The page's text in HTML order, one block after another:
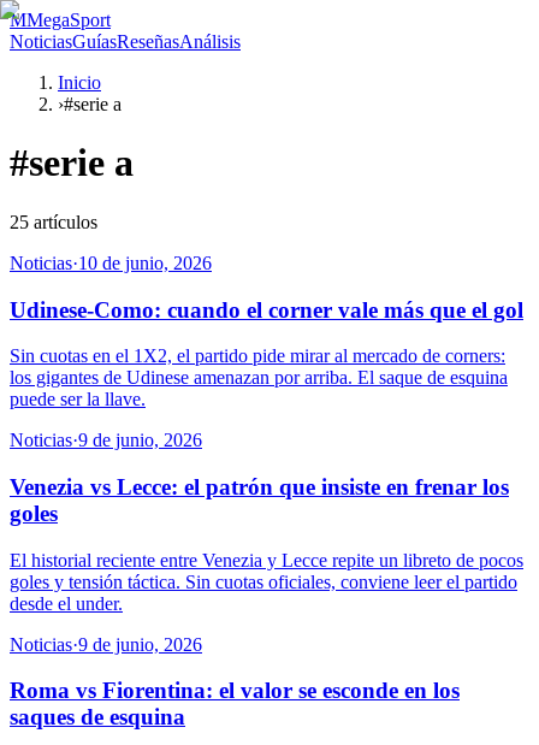
MMegaSport
NoticiasGuíasReseñasAnálisis
Inicio
›#serie a
#serie a
25 artículos
Noticias·10 de junio, 2026
Udinese-Como: cuando el corner vale más que el gol
Sin cuotas en el 1X2, el partido pide mirar al mercado de corners:
los gigantes de Udinese amenazan por arriba. El saque de esquina
puede ser la llave.
Noticias·9 de junio, 2026
Venezia vs Lecce: el patrón que insiste en frenar los
goles
El historial reciente entre Venezia y Lecce repite un libreto de pocos
goles y tensión táctica. Sin cuotas oficiales, conviene leer el partido
desde el under.
Noticias·9 de junio, 2026
Roma vs Fiorentina: el valor se esconde en los
saques de esquina